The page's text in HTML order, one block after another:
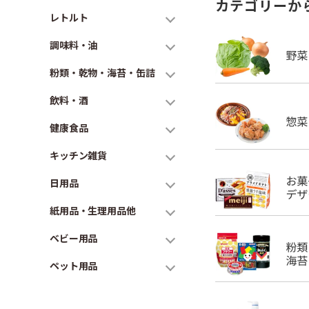
レトルト
調味料・油
粉類・乾物・海苔・缶詰
飲料・酒
健康食品
キッチン雑貨
日用品
紙用品・生理用品他
ベビー用品
ペット用品
カテゴリーか